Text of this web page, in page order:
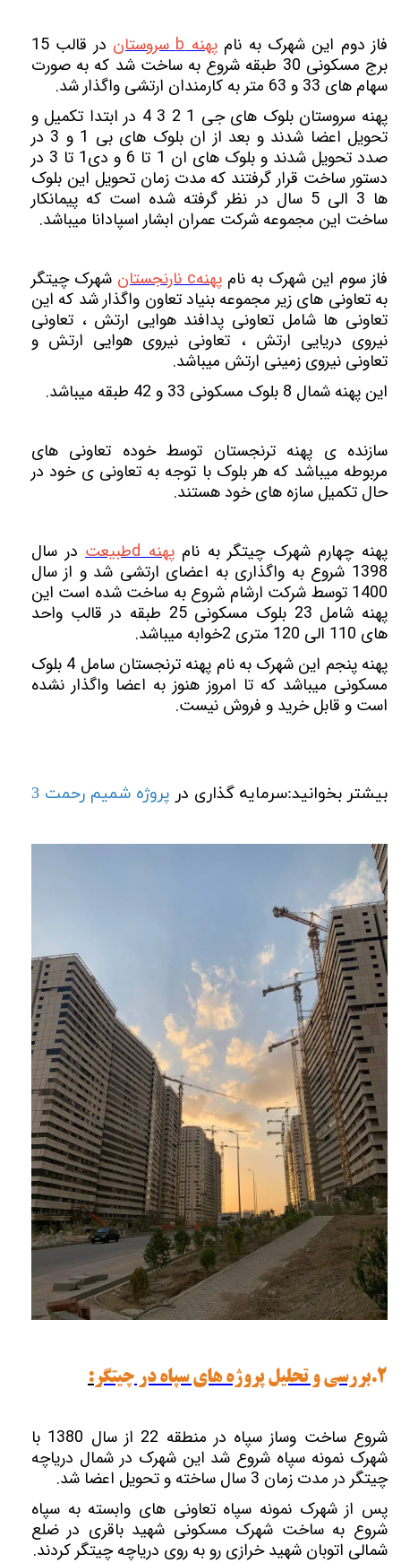
فاز دوم این شهرک به نامپهنه b سروستان
در قالب 15
برج مسکونی 30 طبقه شروع به ساخت شد که به صورت
سهام های 33 و 63 متر به کارمندان ارتشی واگذار شد.
پهنه سروستان بلوک های جی 1 2 3 4 در ابتدا تکمیل و
تحویل اعضا شدند و بعد از ان بلوک های بی 1 و 3 در
صدد تحویل شدند و بلوک های ان 1 تا 6 و دی1 تا 3 در
دستور ساخت قرار گرفتند که مدت زمان تحویل این بلوک
ها 3 الی 5 سال در نظر گرفته شده است که پیمانکار
ساخت این مجموعه شرکت عمران ابشار اسپادانا میباشد.
فاز سوم این شهرک به نام پهنهc نارنجستان
شهرک چیتگر
به تعاونی های زیر مجموعه بنیاد تعاون واگذار شد که این
تعاونی ها شامل تعاونی پدافند هوایی ارتش ، تعاونی
نیروی دریایی ارتش ، تعاونی نیروی هوایی ارتش و
تعاونی نیروی زمینی ارتش میباشد.
این پهنه شمال 8 بلوک مسکونی 33 و 42 طبقه میباشد.
سازنده ی پهنه ترنجستان توسط خوده تعاونی های
مربوطه میباشد که هر بلوک با توجه به تعاونی ی خود در
حال تکمیل سازه های خود هستند.
پهنه چهارم شهرک چیتگر به نامپهنه dطبیعت
در سال
1398 شروع به واگذاری به اعضای ارتشی شد و از سال
1400 توسط شرکت ارشام شروع به ساخت شده است این
پهنه شامل 23 بلوک مسکونی 25 طبقه در قالب واحد
های 110 الی 120 متری 2خوابه میباشد.
پهنه پنجم این شهرک به نام پهنه ترنجستان سامل 4 بلوک
مسکونی میباشد که تا امروز هنوز به اعضا واگذار نشده
است و قابل خرید و فروش نیست.
بیشتر بخوانید:سرمایه گذاری در پروژه شمیم رحمت 3
2. بررسی و تحلیل پروژه های سپاه در چیتگر :
شروع ساخت وساز سپاه در منطقه 22 از سال 1380 با
شهرک نمونه سپاه شروع شد این شهرک در شمال دریاچه
چیتگر در مدت زمان 3 سال ساخته و تحویل اعضا شد.
پس از شهرک نمونه سپاه تعاونی های وابسته به سپاه
شروع به ساخت شهرک مسکونی شهید باقری در ضلع
شمالی اتوبان شهید خرازی رو به روی دریاچه چیتگر کردند.